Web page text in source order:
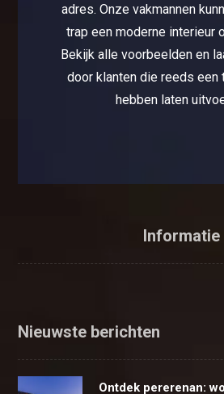
adres. Onze vakmannen
trap een moderne interieur
Bekijk alle voorbeelden en
door klanten die reeds een
hebben laten
Informatie
Nieuwste berichten
Ontdek pererenan: